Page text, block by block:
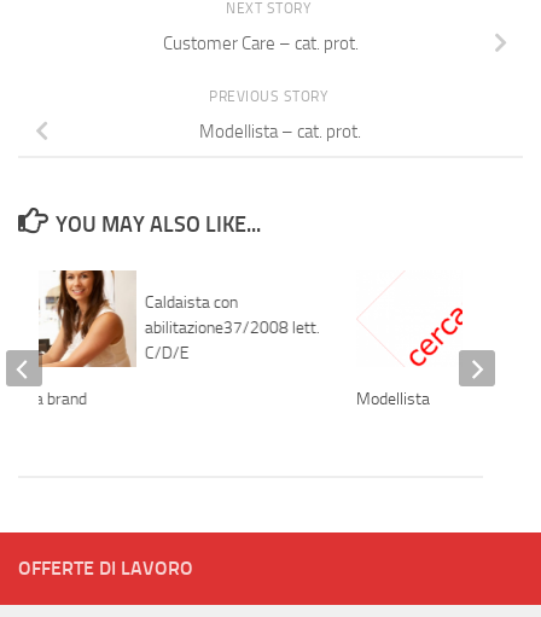
NEXT STORY
Customer Care – cat. prot.
PREVIOUS STORY
Modellista – cat. prot.
YOU MAY ALSO LIKE...
Caldaista con
abilitazione37/2008 lett.
C/D/E
Modellista
brand
OFFERTE DI LAVORO